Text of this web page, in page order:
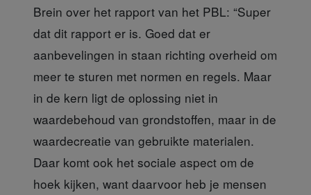
Brein over het rapport van het PBL: “Super
dat dit rapport er is. Goed dat er
aanbevelingen in staan richting overheid om
meer te sturen met normen en regels. Maar
in de kern ligt de oplossing niet in
waardebehoud van grondstoffen, maar in de
waardecreatie van gebruikte materialen.
Daar komt ook het sociale aspect om de
hoek kijken, want daarvoor heb je mensen